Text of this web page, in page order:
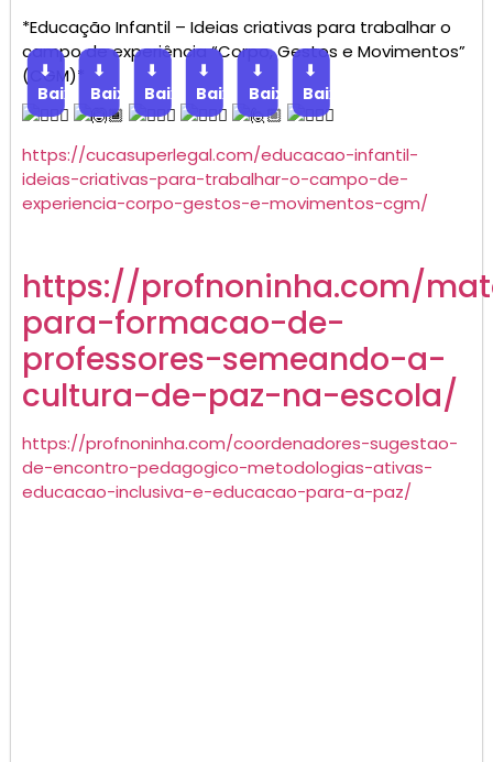
*Educação Infantil – Ideias criativas para trabalhar o
campo de experiência “Corpo, Gestos e Movimentos”
(CGM)*
⬇
Baixar
⬇
Baixar
⬇
Baixar
⬇
Baixar
⬇
Baixar
⬇
Baixar
https://cucasuperlegal.com/educacao-infantil-
ideias-criativas-para-trabalhar-o-campo-de-
experiencia-corpo-gestos-e-movimentos-cgm/
https://profnoninha.com/
para-formacao-de-
professores-semeando-a-
cultura-de-paz-na-escola/
https://profnoninha.com/coordenadores-sugestao-
de-encontro-pedagogico-metodologias-ativas-
educacao-inclusiva-e-educacao-para-a-paz/